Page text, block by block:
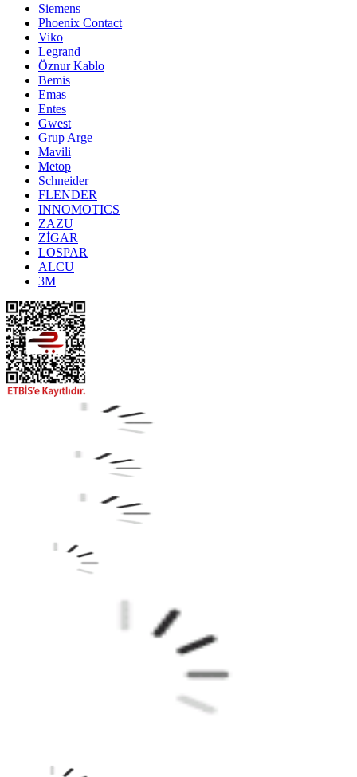
Siemens
Phoenix Contact
Viko
Legrand
Öznur Kablo
Bemis
Emas
Entes
Gwest
Grup Arge
Mavili
Metop
Schneider
FLENDER
INNOMOTICS
ZAZU
ZİGAR
LOSPAR
ALCU
3M